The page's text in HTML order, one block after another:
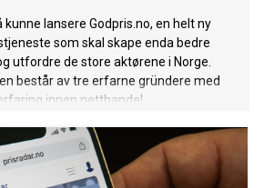
kunne lansere Godpris.no, en helt ny
som skal skape enda bedre
utfordre de store aktørene i Norge.
består av tre erfarne gründere med
innen netthandel,